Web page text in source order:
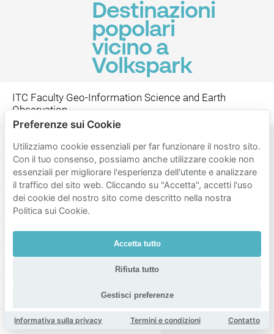
Destinazioni
popolari
vicino a
Volkspark
ITC Faculty Geo-Information Science and Earth
Observation
Stationsplein Enschede Wilminkplein
Happy Italy Enschede Steakhouse El Gaucho
Foodbar BLUFF De Kater Moeke Enschede
Medisch Spectrum Twente Fellini
Wilminktheater en Muziekcentrum
Molly Malone Irish Pub Paddy's
Wilminktheater Sam Sam
Preferenze sui Cookie
Utilizziamo cookie essenziali per far funzionare il nostro sito.
Con il tuo consenso, possiamo anche utilizzare cookie non
essenziali per migliorare l'esperienza dell'utente e analizzare
il traffico del sito web. Cliccando su "Accetta", accetti l'uso
dei cookie del nostro sito come descritto nella nostra
Politica sui Cookie.
Accetta tutto
Rifiuta tutto
Gestisci preferenze
Informativa sulla privacy Termini e condizioni Contatto